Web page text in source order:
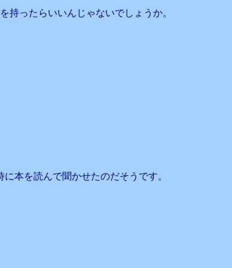
持ったらいいんじゃないでしょうか。
本を読んで聞かせたのだそうです。